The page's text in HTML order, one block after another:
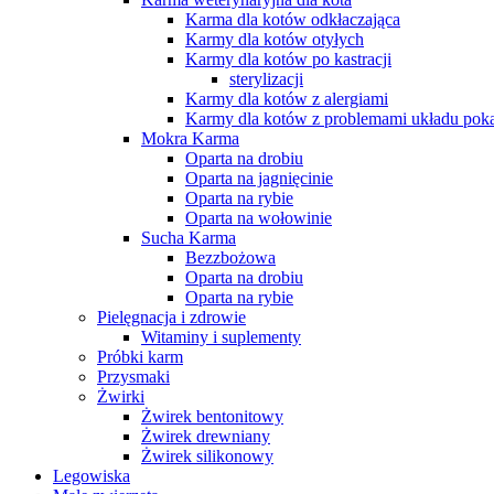
Karma dla kotów odkłaczająca
Karmy dla kotów otyłych
Karmy dla kotów po kastracji
sterylizacji
Karmy dla kotów z alergiami
Karmy dla kotów z problemami układu
Mokra Karma
Oparta na drobiu
Oparta na jagnięcinie
Oparta na rybie
Oparta na wołowinie
Sucha Karma
Bezzbożowa
Oparta na drobiu
Oparta na rybie
Pielęgnacja i zdrowie
Witaminy i suplementy
Próbki karm
Przysmaki
Żwirki
Żwirek bentonitowy
Żwirek drewniany
Żwirek silikonowy
Legowiska